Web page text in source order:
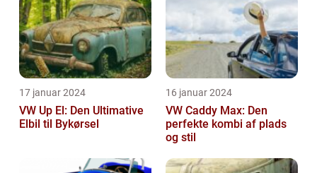
17 januar 2024
VW Up El: Den Ultimative
Elbil til Bykørsel
16 januar 2024
VW Caddy Max: Den
perfekte kombi af plads
og stil